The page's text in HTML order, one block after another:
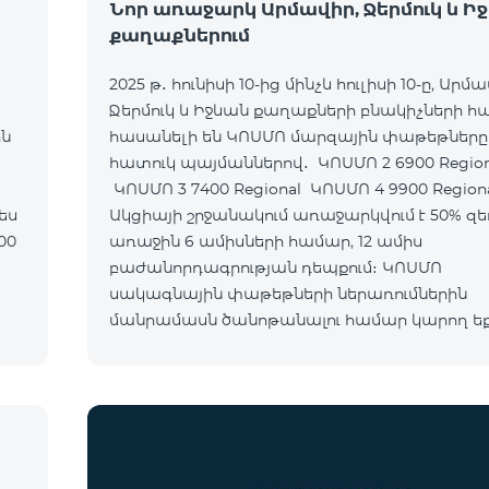
Նոր առաջարկ Արմավիր, Ջերմուկ և
քաղաքներում
2025 թ․ հունիսի 10-ից մինչև հուլիսի 10-ը,
Ջերմուկ և Իջևան քաղաքների բնակիչների
հասանելի են ԿՈՍՄՈ մարզային փաթեթները
հատուկ պայմաններով․ ԿՈՍՄՈ 2 6900 Regional
ԿՈՍՄՈ 3 7400 Regional ԿՈՍՄՈ 4 9900
Ակցիայի շրջանակում առաջարկվում է 50%
առաջին 6 ամիսների համար, 12 ամիս
բաժանորդագրության դեպքում։ ԿՈՍՄՈ
սակագնային փաթեթների ներառումներին
մանրամասն ծանոթանալու համար կարող